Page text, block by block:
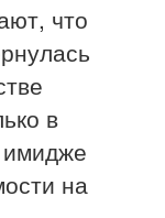
что
в
имидже
на